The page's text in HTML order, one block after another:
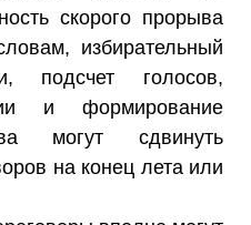
скорого прорыва
избирательный
подсчет голосов,
и формирование
могут сдвинуть
на конец лета или